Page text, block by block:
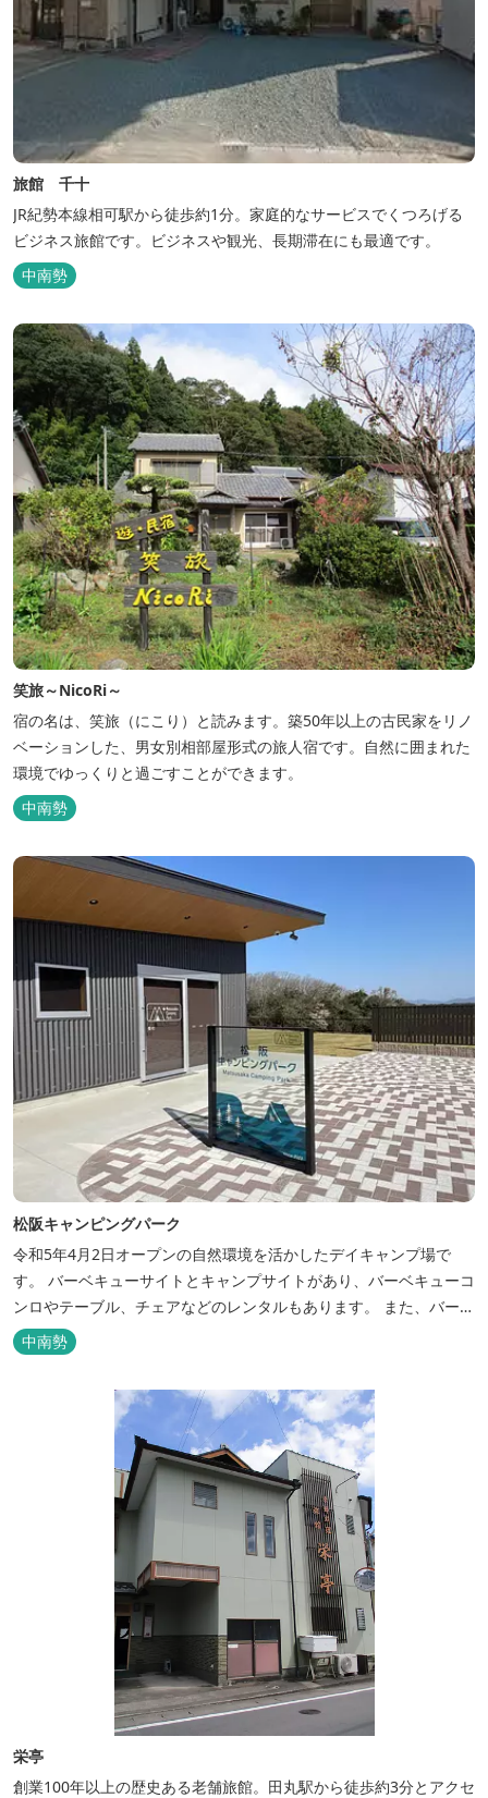
旅館 千十
JR紀勢本線相可駅から徒歩約1分。家庭的なサービスでくつろげる
ビジネス旅館です。ビジネスや観光、長期滞在にも最適です。
中南勢
笑旅～NicoRi～
宿の名は、笑旅（にこり）と読みます。築50年以上の古民家をリノ
ベーションした、男女別相部屋形式の旅人宿です。自然に囲まれた
環境でゆっくりと過ごすことができます。
中南勢
松阪キャンピングパーク
令和5年4月2日オープンの自然環境を活かしたデイキャンプ場で
す。 バーベキューサイトとキャンプサイトがあり、バーベキューコ
ンロやテーブル、チェアなどのレンタルもあります。 また、バーベ
キューサイトは屋根があり雨でも利用いただけます！ 皆さん、ぜひ
ご利用ください！
中南勢
栄亭
創業100年以上の歴史ある老舗旅館。田丸駅から徒歩約3分とアクセ